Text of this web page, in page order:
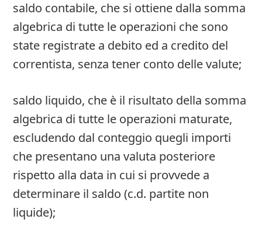
saldo contabile, che si ottiene dalla somma
algebrica di tutte le operazioni che sono
state registrate a debito ed a credito del
correntista, senza tener conto delle valute;
saldo liquido, che è il risultato della somma
algebrica di tutte le operazioni maturate,
escludendo dal conteggio quegli importi
che presentano una valuta posteriore
rispetto alla data in cui si provvede a
determinare il saldo (c.d. partite non
liquide);